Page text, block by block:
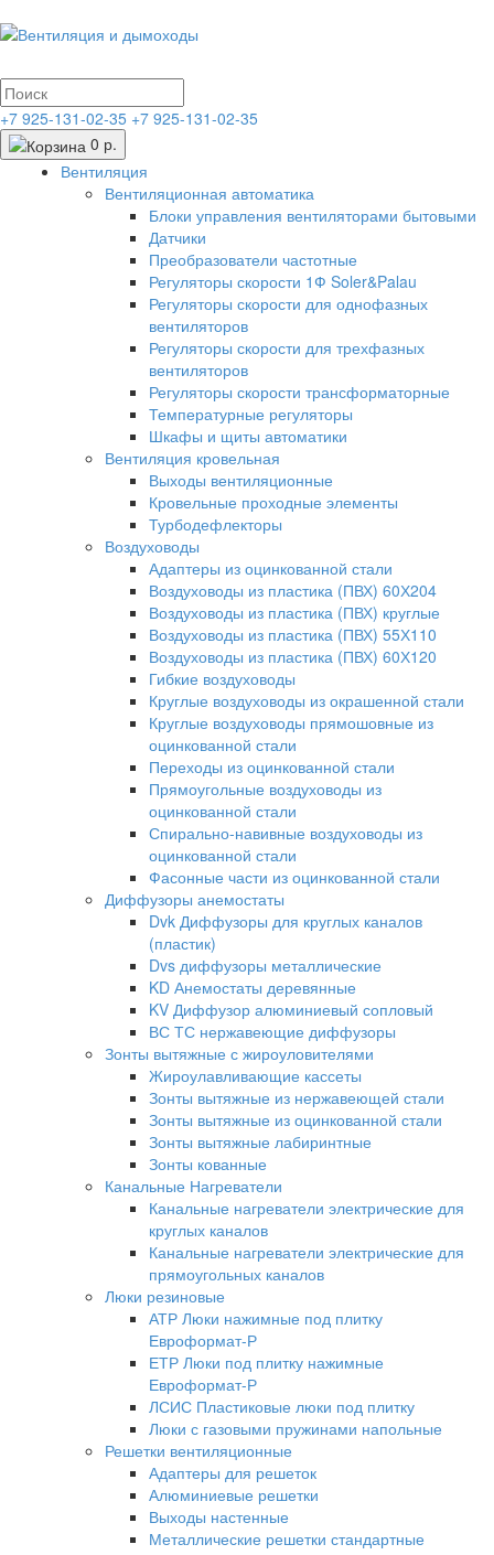
+7 925-131-02-35 +7 925-131-02-35
0 р.
Вентиляция
Вентиляционная автоматика
Блоки управления вентиляторами бытовыми
Датчики
Преобразователи частотные
Регуляторы скорости 1Ф Soler&Palau
Регуляторы скорости для однофазных
вентиляторов
Регуляторы скорости для трехфазных
вентиляторов
Регуляторы скорости трансформаторные
Температурные регуляторы
Шкафы и щиты автоматики
Вентиляция кровельная
Выходы вентиляционные
Кровельные проходные элементы
Турбодефлекторы
Воздуховоды
Адаптеры из оцинкованной стали
Воздуховоды из пластика (ПВХ) 60Х204
Воздуховоды из пластика (ПВХ) круглые
Воздуховоды из пластика (ПВХ) 55Х110
Воздуховоды из пластика (ПВХ) 60Х120
Гибкие воздуховоды
Круглые воздуховоды из окрашенной стали
Круглые воздуховоды прямошовные из
оцинкованной стали
Переходы из оцинкованной стали
Прямоугольные воздуховоды из
оцинкованной стали
Спирально-навивные воздуховоды из
оцинкованной стали
Фасонные части из оцинкованной стали
Диффузоры анемостаты
Dvk Диффузоры для круглых каналов
(пластик)
Dvs диффузоры металлические
KD Анемостаты деревянные
KV Диффузор алюминиевый сопловый
ВС ТС нержавеющие диффузоры
Зонты вытяжные с жироуловителями
Жироулавливающие кассеты
Зонты вытяжные из нержавеющей стали
Зонты вытяжные из оцинкованной стали
Зонты вытяжные лабиринтные
Зонты кованные
Канальные Нагреватели
Канальные нагреватели электрические для
круглых каналов
Канальные нагреватели электрические для
прямоугольных каналов
Люки резиновые
АТР Люки нажимные под плитку
Евроформат-Р
ЕТР Люки под плитку нажимные
Евроформат-Р
ЛСИС Пластиковые люки под плитку
Люки с газовыми пружинами напольные
Решетки вентиляционные
Адаптеры для решеток
Алюминиевые решетки
Выходы настенные
Металлические решетки стандартные